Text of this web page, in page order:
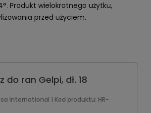
Produkt wielokrotnego użytku,
przed użyciem.
do ran Gelpi, dł. 18
International | Kod produktu: HR-